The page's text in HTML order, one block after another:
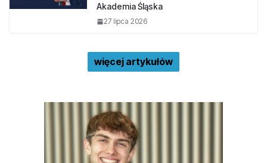
Akademia Śląska
27 lipca 2026
więcej artykułów